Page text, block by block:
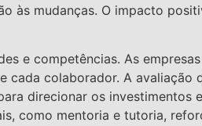
às mudanças. O impacto
e competências. As
cada colaborador. A avaliação
direcionar os investimentos
como mentoria e tutoria,